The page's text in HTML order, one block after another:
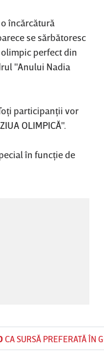
încărcătură
se sărbătoresc
perfect din
"Anului Nadia
participanţii vor
OLIMPICĂ".
în funcţie de
CA SURSĂ PREFERATĂ ÎN